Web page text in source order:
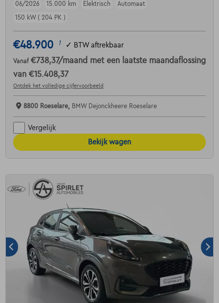
06/2026
15.000 km Elektrisch
Automaat
150 kW ( 204 PK )
€48.900 1 ✓ BTW aftrekbaar
Vanaf €738,37/maand met een laatste maandaflossing
van €15.408,37
Ontdek het volledige cijfervoorbeeld
8800 Roeselare, BMW Dejonckheere Roeselare
Vergelijk
Bekijk wagen